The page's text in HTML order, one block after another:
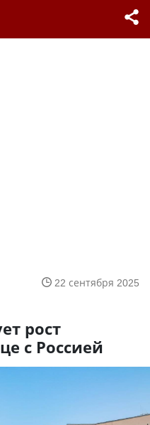
22 сентября 2025
рост
с Россией